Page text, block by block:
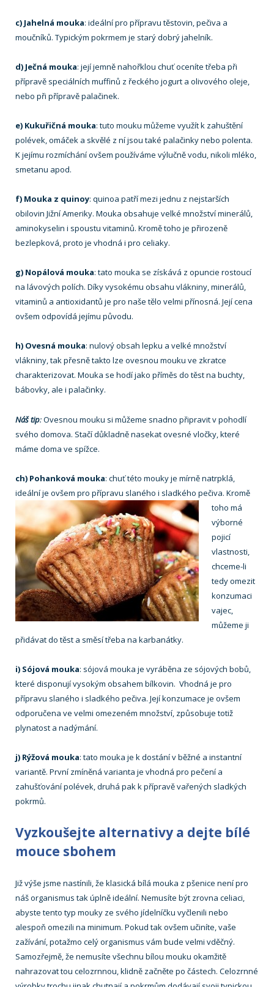
c) Jahelná mouka: ideální pro přípravu těstovin, pečiva a
moučníků. Typickým pokrmem je starý dobrý jahelník.
d) Ječná mouka: její jemně nahořklou chuť oceníte třeba při
přípravě speciálních muffinů z řeckého jogurt a olivového oleje,
nebo při přípravě palačinek.
e) Kukuřičná mouka: tuto mouku můžeme využít k zahuštění
polévek, omáček a skvělé z ní jsou také palačinky nebo polenta.
K jejímu rozmíchání ovšem používáme výlučně vodu, nikoli mléko,
smetanu apod.
f) Mouka z quinoy: quinoa patří mezi jednu z nejstarších
obilovin Jižní Ameriky. Mouka obsahuje velké množství minerálů,
aminokyselin i spoustu vitaminů. Kromě toho je přirozeně
bezlepková, proto je vhodná i pro celiaky.
g) Nopálová mouka: tato mouka se získává z opuncie rostoucí
na lávových polích. Díky vysokému obsahu vlákniny, minerálů,
vitaminů a antioxidantů je pro naše tělo velmi přínosná. Její cena
ovšem odpovídá jejímu původu.
h) Ovesná mouka: nulový obsah lepku a velké množství
vlákniny, tak přesně takto lze ovesnou mouku ve zkratce
charakterizovat. Mouka se hodí jako příměs do těst na buchty,
bábovky, ale i palačinky.
Náš tip:Ovesnou mouku si můžeme snadno připravit v pohodlí
svého domova. Stačí důkladně nasekat ovesné vločky, které
máme doma ve spížce.
ch) Pohanková mouka: chuť této mouky je mírně natrpklá,
ideální je ovšem pro přípravu slaného i sladkého pečiva. Kromě
toho má
výborné
pojicí
vlastnosti,
chceme-li
tedy omezit
konzumaci
vajec,
můžeme ji
přidávat do těst a směsí třeba na karbanátky.
i) Sójová mouka: sójová mouka je vyráběna ze sójových bobů,
které disponují vysokým obsahem bílkovin. Vhodná je pro
přípravu slaného i sladkého pečiva. Její konzumace je ovšem
odporučena ve velmi omezeném množství, způsobuje totiž
plynatost a nadýmání.
j) Rýžová mouka: tato mouka je k dostání v běžné a instantní
variantě. První zmíněná varianta je vhodná pro pečení a
zahušťování polévek, druhá pak k přípravě vařených sladkých
pokrmů.
Vyzkoušejte alternativy a dejte bílé
mouce sbohem
Již výše jsme nastínili, že klasická bílá mouka z pšenice není pro
náš organismus tak úplně ideální. Nemusíte být zrovna celiaci,
abyste tento typ mouky ze svého jídelníčku vyčlenili nebo
alespoň omezili na minimum. Pokud tak ovšem učiníte, vaše
zažívání, potažmo celý organismus vám bude velmi vděčný.
Samozřejmě, že nemusíte všechnu bílou mouku okamžitě
nahrazovat tou celozrnnou, klidně začněte po částech. Celozrnné